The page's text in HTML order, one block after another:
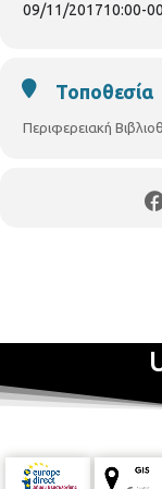
09/11/201710:00-
Τοποθεσία
Περιφερειακή